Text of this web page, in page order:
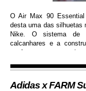
O Air Max 90
desta uma das silhuetas
Nike. O sistema de
calcanhares e a
conferem ao
durabilidade, além de
moderna...
Adidas x FARM